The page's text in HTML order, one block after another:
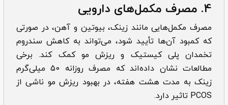
4. مصرف مکمل‌های دارویی
مصرف مکمل‌هایی مانند زینک، بیوتین و آهن، در صورتی
که کمبود آن‌ها تأیید شود، می‌تواند به کاهش سندروم
تخمدان پلی کیستیک و ریزش مو کمک کند. برخی
مطالعات نشان داده‌اند که مصرف روزانه 50 میلی‌گرم
زینک به مدت هشت هفته، در بهبود ریزش مو ناشی از
PCOS تاثیر دارد.